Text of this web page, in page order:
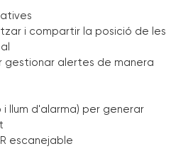
i compartir la posició de les
gestionar alertes de manera
i llum d'alarma) per generar
escanejable